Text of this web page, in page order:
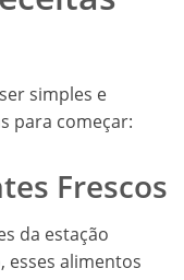
simples e
para começar:
Frescos
da estação
esses alimentos